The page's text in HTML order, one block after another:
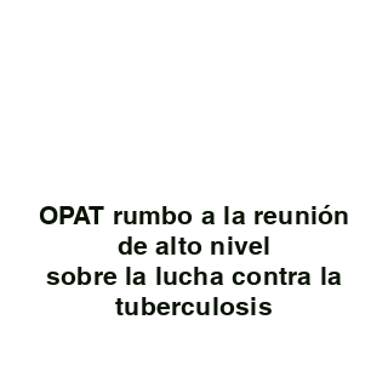
OPAT rumbo a la reunión
de alto nivel
sobre la lucha contra la
tuberculosis